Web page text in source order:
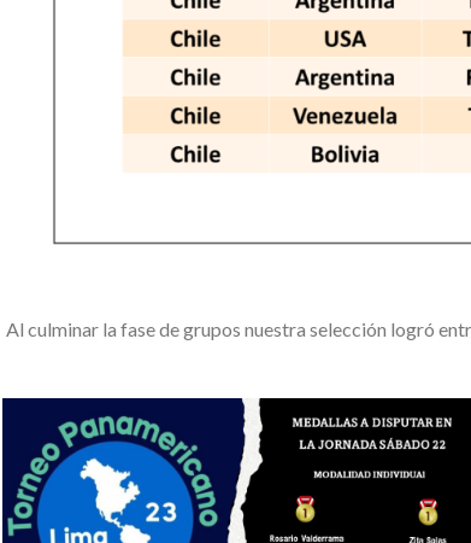
Al culminar la fase de grupos nuestra selección logró